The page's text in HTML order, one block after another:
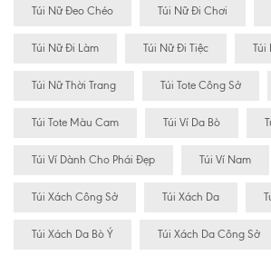
Túi Nữ Đeo Chéo Túi Nữ Đi Chơi
Túi Nữ Đi Làm Túi Nữ Đi Tiệc Túi
Túi Nữ Thời Trang Túi Tote Công Sở
Túi Tote Màu Cam Túi Ví Da Bò
Túi Ví Dành Cho Phái Đẹp Túi Ví Nam
Túi Xách Công Sở Túi Xách Da
Túi Xách Da Bò Ý Túi Xách Da Công Sở